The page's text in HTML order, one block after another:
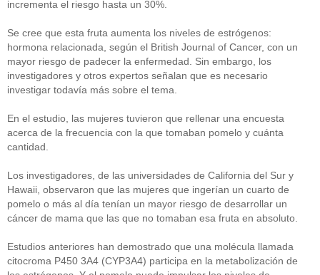
incrementa el riesgo hasta un 30%.
Se cree que esta fruta aumenta los niveles de estrógenos:
hormona relacionada, según el British Journal of Cancer, con un
mayor riesgo de padecer la enfermedad. Sin embargo, los
investigadores y otros expertos señalan que es necesario
investigar todavía más sobre el tema.
En el estudio, las mujeres tuvieron que rellenar una encuesta
acerca de la frecuencia con la que tomaban pomelo y cuánta
cantidad.
Los investigadores, de las universidades de California del Sur y
Hawaii, observaron que las mujeres que ingerían un cuarto de
pomelo o más al día tenían un mayor riesgo de desarrollar un
cáncer de mama que las que no tomaban esa fruta en absoluto.
Estudios anteriores han demostrado que una molécula llamada
citocroma P450 3A4 (CYP3A4) participa en la metabolización de